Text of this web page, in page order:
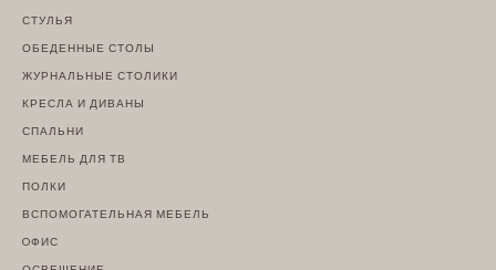
СТУЛЬЯ
ОБЕДЕННЫЕ СТОЛЫ
ЖУРНАЛЬНЫЕ СТОЛИКИ
КРЕСЛА И ДИВАНЫ
СПАЛЬНИ
МЕБЕЛЬ ДЛЯ ТВ
ПОЛКИ
ВСПОМОГАТЕЛЬНАЯ МЕБЕЛЬ
OФИС